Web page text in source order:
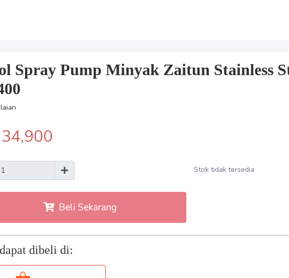
Spray Pump Minyak Zaitun Stainless
Stok tidak tersedia
Beli Sekarang
dibeli di: